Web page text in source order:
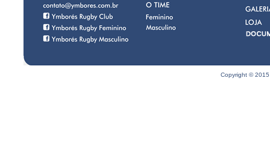
Copyright ©